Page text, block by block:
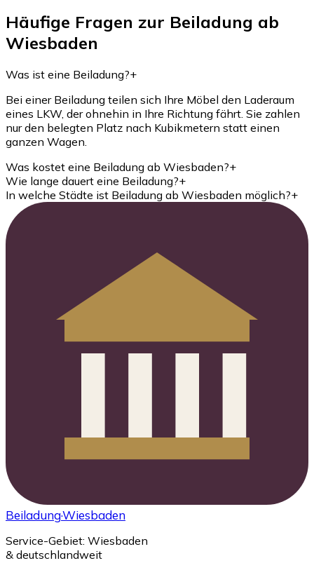
Häufige Fragen zur Beiladung ab
Wiesbaden
Was ist eine Beiladung?+
Bei einer Beiladung teilen sich Ihre Möbel den Laderaum
eines LKW, der ohnehin in Ihre Richtung fährt. Sie zahlen
nur den belegten Platz nach Kubikmetern statt einen
ganzen Wagen.
Was kostet eine Beiladung ab Wiesbaden?+
Wie lange dauert eine Beiladung?+
In welche Städte ist Beiladung ab Wiesbaden möglich?+
Beiladung·Wiesbaden
Service-Gebiet: Wiesbaden
& deutschlandweit